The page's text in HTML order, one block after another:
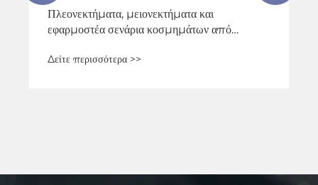
Πλεονεκτήματα, μειονεκτήματα και
εφαρμοστέα σενάρια κοσμημάτων από
Δείτε περισσότερα >>